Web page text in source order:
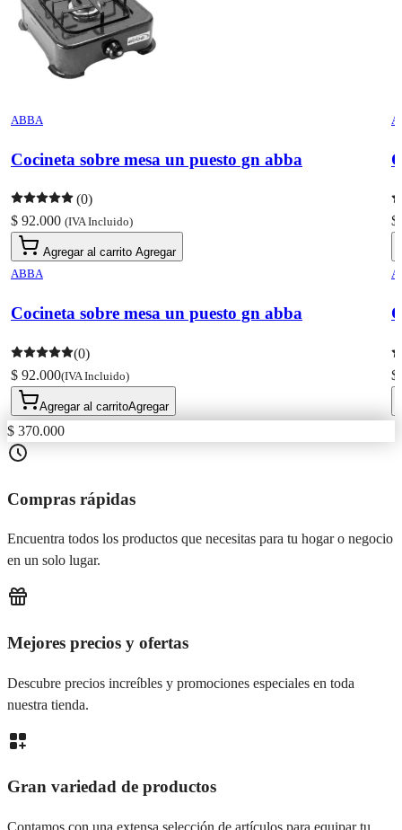
ABBA
Cocineta sobre mesa un puesto gn abba
(0)
$ 92.000 (IVA Incluido)
Agregar al carrito Agregar
ABBA
Cocineta sobre mesa un puesto gn abba
(0)
$ 92.000(IVA Incluido)
Agregar al carritoAgregar
$
$
$ 370.000
Compras rápidas
Encuentra todos los productos que necesitas para tu hogar o negocio
en un solo lugar.
Mejores precios y ofertas
Descubre precios increíbles y promociones especiales en toda
nuestra tienda.
Gran variedad de productos